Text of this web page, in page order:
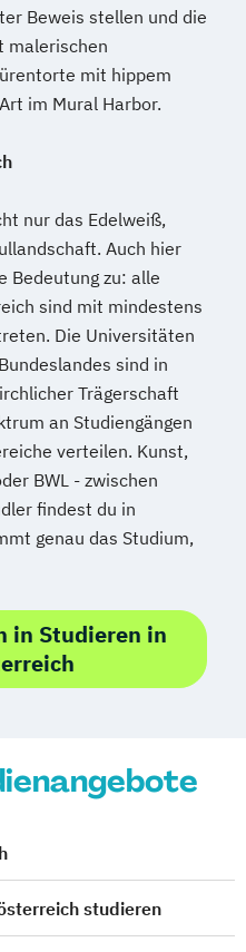
Beweis stellen und die
malerischen
mit hippem
im Mural Harbor.
nur das Edelweiß,
Auch hier
Bedeutung zu: alle
sind mit mindestens
Die Universitäten
sind in
Trägerschaft
an Studiengängen
verteilen. Kunst,
BWL - zwischen
findest du in
genau das Studium,
in Studieren in
studieren